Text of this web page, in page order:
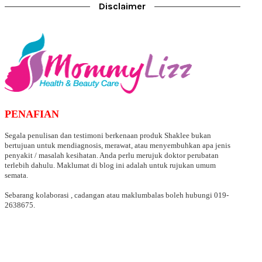
Disclaimer
PENAFIAN
Segala penulisan dan testimoni berkenaan produk Shaklee bukan
bertujuan untuk mendiagnosis, merawat, atau menyembuhkan apa jenis
penyakit / masalah kesihatan. Anda perlu merujuk doktor perubatan
terlebih dahulu. Maklumat di blog ini adalah untuk rujukan umum
semata.
Sebarang kolaborasi , cadangan atau maklumbalas boleh hubungi 019-
2638675.